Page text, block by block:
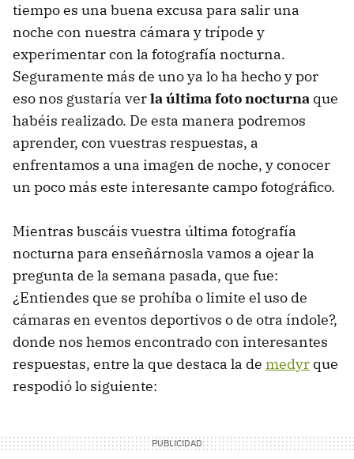
tiempo es una buena excusa para salir una
noche con nuestra cámara y trípode y
experimentar con la fotografía nocturna.
Seguramente más de uno ya lo ha hecho y por
eso nos gustaría verla última foto nocturna que
habéis realizado. De esta manera podremos
aprender, con vuestras respuestas, a
enfrentamos a una imagen de noche, y conocer
un poco más este interesante campo fotográfico.
Mientras buscáis vuestra última fotografía
nocturna para enseñárnosla vamos a ojear la
pregunta de la semana pasada, que fue:
¿Entiendes que se prohíba o limite el uso de
cámaras en eventos deportivos o de otra índole?,
donde nos hemos encontrado con interesantes
respuestas, entre la que destaca la de medyr que
respodió lo siguiente: